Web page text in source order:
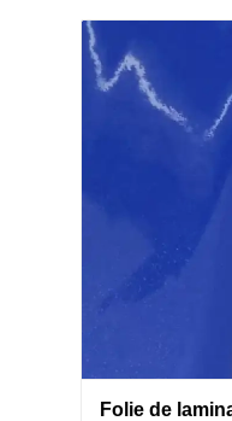
Folie de